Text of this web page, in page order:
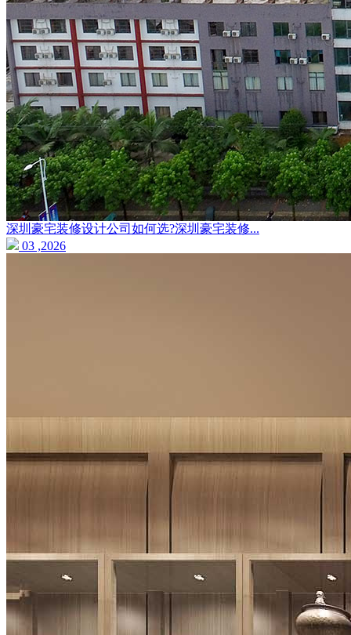
深圳豪宅装修设计公司如何选?深圳豪宅装修...
03 ,2026